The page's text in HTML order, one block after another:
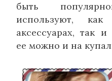
быть
используют,
аксессуарах, так
ее можно и на